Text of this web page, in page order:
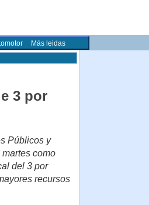
Más leidas
3 por
Públicos y
como
del 3 por
recursos